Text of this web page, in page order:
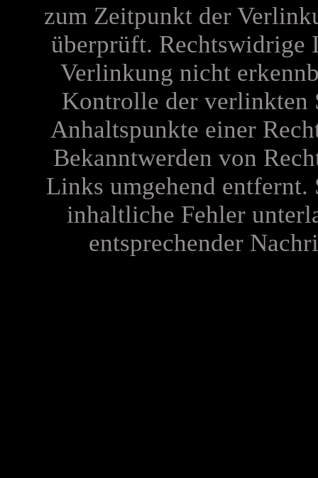
zum Zeitpunkt der
überprüft. Rechtswidrige
Verlinkung nicht
Kontrolle der verlinkten
Anhaltspunkte einer
Bekanntwerden von
Links umgehend
inhaltliche Fehler
entsprechender